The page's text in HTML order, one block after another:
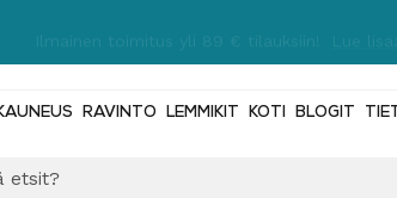
RAVINTO LEMMIKIT KOTI BLOGIT